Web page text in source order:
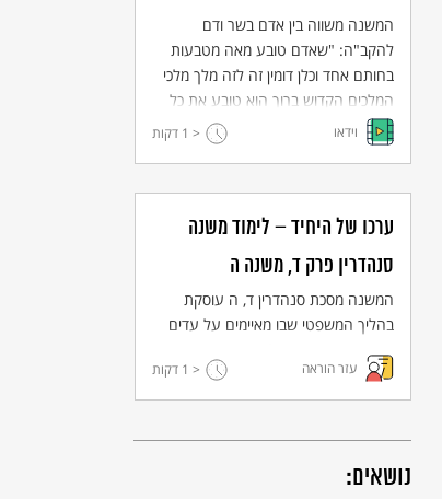
המשנה משווה בין אדם בשר ודם
להקב"ה: "שאדם טובע מאה מטבעות
בחותם אחד וכלן דומין זה לזה מלך מלכי
המלכים הקדוש ברוך הוא טובע את כל
האדם בחותמו של אדם הראשון ואין אחד
מהם דומה לחברו". מהי אותה טביעת
וידאו < 1 דקות
ערכו של היחיד – לימוד משנה
סנהדרין פרק ד, משנה ה
המשנה מסכת סנהדרין ד, ה עוסקת
בהליך המשפטי שבו מאיימים על עדים
במשפטים הנוגעים לדיני נפשות
ומזהירים אותם. אגב כך עוסקת המשנה
בייחודו של האדם ובחשיבותם של חיי
עזר הוראה < 1 דקות
נושאים: